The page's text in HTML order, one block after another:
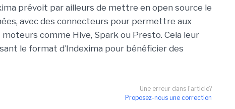
prévoit par ailleurs de mettre en open source le
avec des connecteurs pour permettre aux
comme Hive, Spark ou Presto. Cela leur
le format d’Indexima pour bénéficier des
Une erreur dans l'article?
Proposez-nous une correction